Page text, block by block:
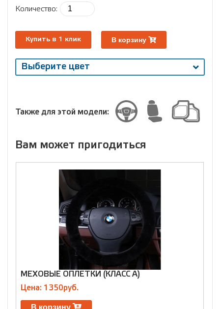
Количество:
Купить в 1 клик В корзину
Выберите цвет
Выберите
Также для этой модели:
Вам может пригодиться
МЕХОВЫЕ ОПЛЕТКИ (КЛАСС А)
Цена: 1350руб.